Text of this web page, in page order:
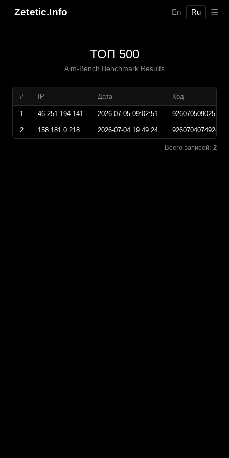
Zetetic.Info En Ru ☰
ТОП 500
Aim-Bench Benchmark Results
# IP Дата Код
1 46.251.194.141 2026-07-05 09:02:51
2 158.181.0.218 2026-07-04 19:49:24
Всего записей: 2